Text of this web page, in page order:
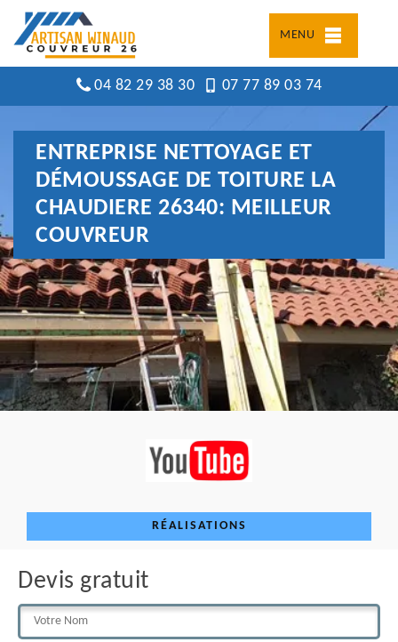
MENU
04 82 29 38 30 07 77 89 03 74
ENTREPRISE NETTOYAGE ET
DÉMOUSSAGE DE TOITURE LA
CHAUDIERE 26340: MEILLEUR
COUVREUR
RÉALISATIONS
Devis gratuit